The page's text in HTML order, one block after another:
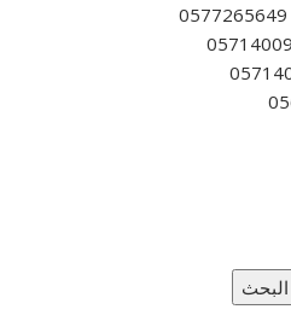
البحث